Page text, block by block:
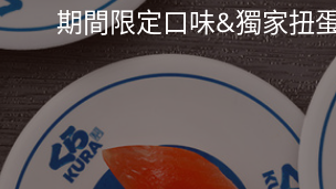
期間限定口味&獨家扭